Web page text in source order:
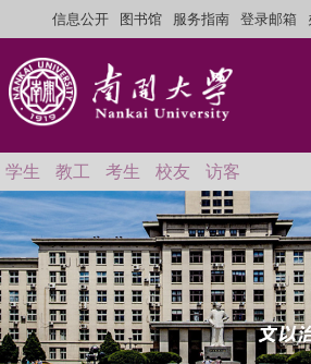
信息公开 图书馆 服务指南 登录邮箱
学生 教工 考生 校友 访客